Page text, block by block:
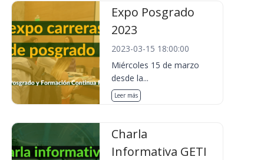
Expo Posgrado
2023
2023-03-15 18:00:00
Miércoles 15 de marzo
desde la...
Leer más
Charla
Informativa GETI